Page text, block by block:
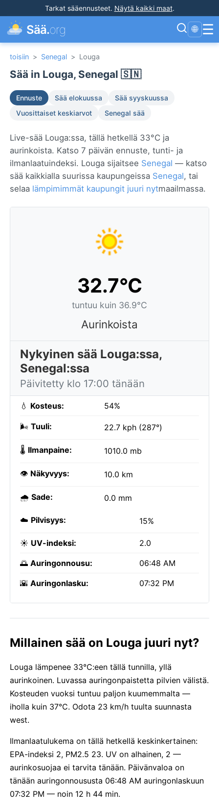
Tarkat sääennusteet. Näytä kaikki maat.
Sää.org 🌐 ☰
toisiin > Senegal > Louga
Sää in Louga, Senegal 🇸🇳
Ennuste Sää elokuussa
Sää syyskuussa
Vuosittaiset keskiarvot
Senegal sää
Live-sää Louga:ssa, tällä hetkellä 33°C ja
aurinkoista. Katso 7 päivän ennuste, tunti- ja
ilmanlaatuindeksi. Louga sijaitsee Senegal — katso
sää kaikkialla suurissa kaupungeissa Senegal, tai
selaa lämpimimmät kaupungit juuri nytmaailmassa.
32.7°C
tuntuu kuin 36.9°C
Aurinkoista
Nykyinen sää Louga:ssa,
Senegal:ssa
Päivitetty klo 17:00 tänään
💧 Kosteus: 54%
🌬️ Tuuli: 22.7 kph (287°)
🌡️ Ilmanpaine: 1010.0 mb
👁️ Näkyvyys: 10.0 km
🌧️ Sade: 0.0 mm
☁️ Pilvisyys: 15%
☀️ UV-indeksi: 2.0
🌅 Auringonnousu: 06:48 AM
🌇 Auringonlasku: 07:32 PM
Millainen sää on Louga juuri nyt?
Louga lämpenee 33°C:een tällä tunnilla, yllä
aurinkoinen. Luvassa auringonpaistetta pilvien välistä.
Kosteuden vuoksi tuntuu paljon kuumemmalta —
iholla kuin 37°C. Odota 23 km/h tuulta suunnasta
west.
Ilmanlaatulukema on tällä hetkellä keskinkertainen:
EPA-indeksi 2, PM2.5 23. UV on alhainen, 2 —
aurinkosuojaa ei tarvita tänään. Päivänvaloa on
tänään auringonnoususta 06:48 AM auringonlaskuun
07:32 PM — noin 12 h 44 min.